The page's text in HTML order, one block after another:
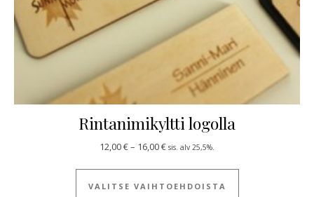
Rintanimikyltti logolla
12,00€– 16,00€Hintaluokka: 12,00 € - 16,00 €
sis. alv 25,5%.
VALITSE VAIHTOEHDOISTA
Tällä tuotteella